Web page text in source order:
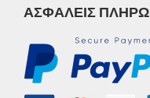
ΑΣΦΑΛΕΊΣ